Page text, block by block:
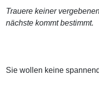
Trauere keiner
nächste kommt bestimmt.
Sie wollen keine